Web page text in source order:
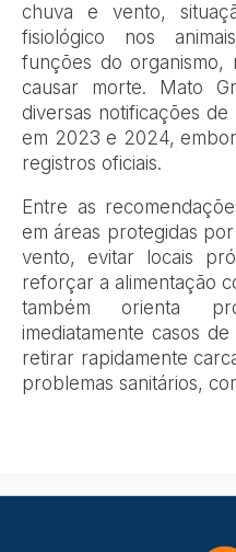
chuva e vento,
fisiológico nos
funções do organismo,
causar morte. Mato
diversas notificações
em 2023 e 2024,
registros oficiais.
Entre as
em áreas protegidas
vento, evitar locais
reforçar a alimentação
também orienta
imediatamente casos
retirar rapidamente
problemas sanitários,